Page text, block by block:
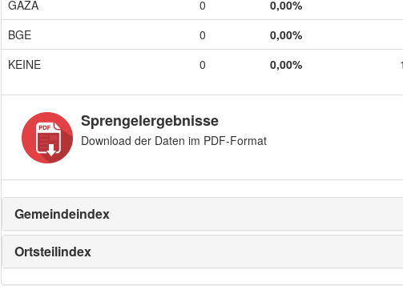
GAZA
0
0,00%
BGE
0
0,00%
KEINE
0 0,00%
Sprengelergebnisse
Download der Daten im PDF-Format
Gemeindeindex
Ortsteilindex